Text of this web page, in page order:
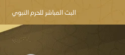
البث المباشر للحرم النبوي